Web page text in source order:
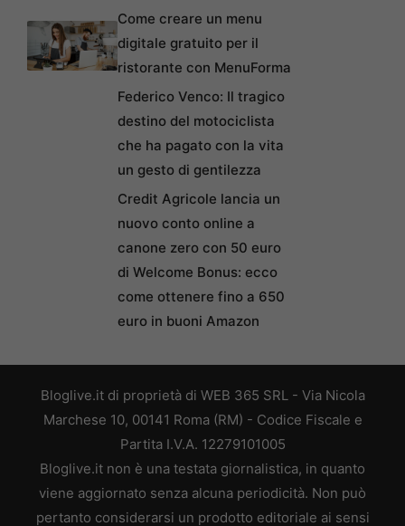
Come creare un menu
digitale gratuito per il
ristorante con MenuForma
Federico Venco: Il tragico
destino del motociclista
che ha pagato con la vita
un gesto di gentilezza
Credit Agricole lancia un
nuovo conto online a
canone zero con 50 euro
di Welcome Bonus: ecco
come ottenere fino a 650
euro in buoni Amazon
Bloglive.it di proprietà di WEB 365 SRL - Via Nicola
Marchese 10, 00141 Roma (RM) - Codice Fiscale e
Partita I.V.A. 12279101005
Bloglive.it non è una testata giornalistica, in quanto
viene aggiornato senza alcuna periodicità. Non può
pertanto considerarsi un prodotto editoriale ai sensi